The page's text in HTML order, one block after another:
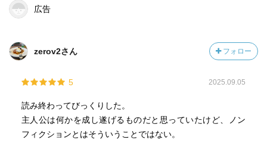
人間が多すぎる事に驚愕。
少しずつその悪行の真相を掴みながらも揉み消されさらに
いと思わざるを得ない魅力が溢れる。
⑸の半分ほどを読み、まだドタバタしまくっているのに、
残りのページ分でどれだけの展開があり、まとめあがって
わって欲しくない思いが交差した。
読み終えてしまいました（笑）
広告
zerov2さん フォロー
5 2025.09.05
読み終わってびっくりした。
主人公は何かを成し遂げるものだと思っていたけど、ノン
フィクションとはそういうことではない。